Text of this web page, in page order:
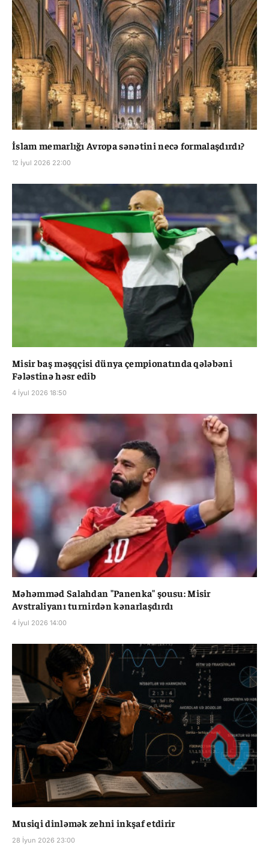
İslam memarlığı Avropa sənətini necə formalaşdırdı?
12 İyul 2026 22:00
Misir baş məşqçisi dünya çempionatında qələbəni
Fələstinə həsr edib
4 İyul 2026 18:50
Məhəmməd Salahdan "Panenka" şousu: Misir
Avstraliyanı turnirdən kənarlaşdırdı
4 İyul 2026 14:00
Musiqi dinləmək zehni inkşaf etdirir
28 İyun 2026 23:00